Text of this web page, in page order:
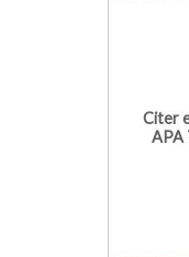
Citer
APA